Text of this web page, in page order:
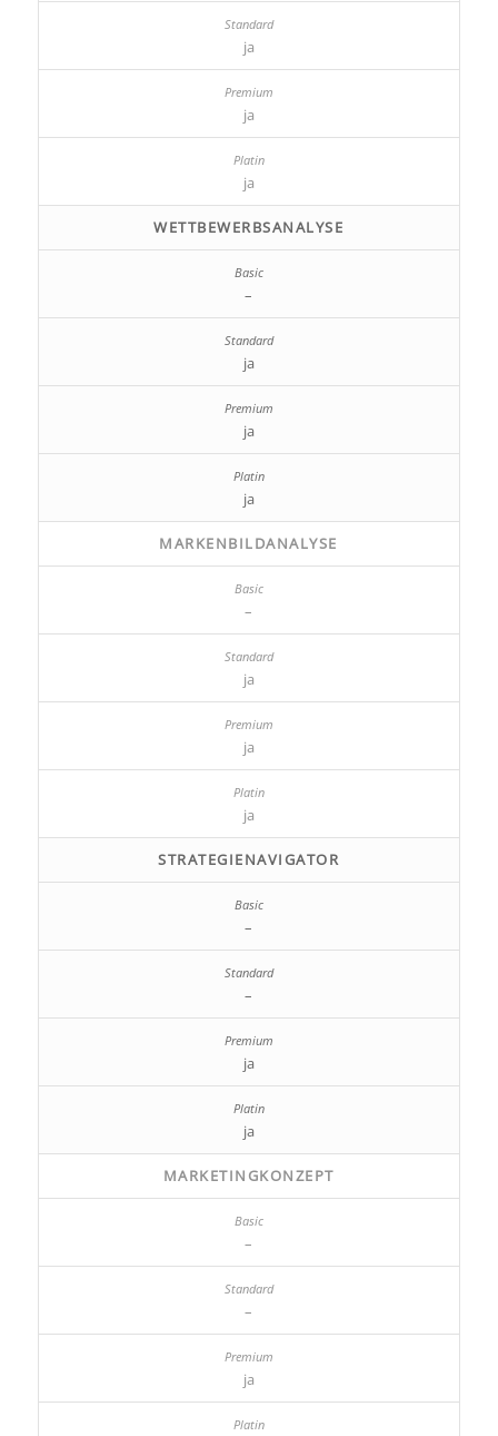
ja
ja
ja
WETTBEWERBSANALYSE
–
ja
ja
ja
MARKENBILDANALYSE
–
ja
ja
ja
STRATEGIENAVIGATOR
–
–
ja
ja
MARKETINGKONZEPT
–
–
ja